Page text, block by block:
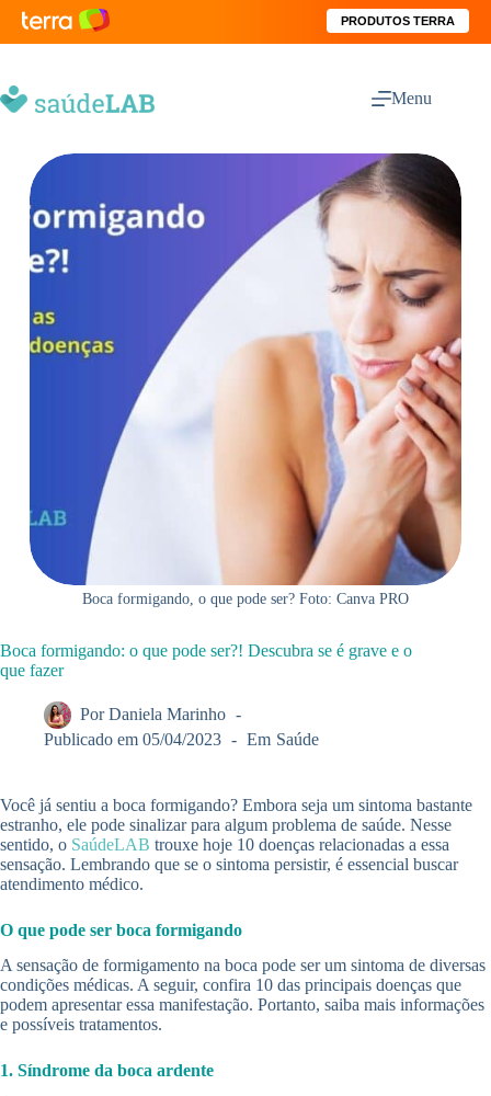
PRODUTOS TERRA
Menu
Boca formigando, o que pode ser? Foto: Canva PRO
Boca formigando: o que pode ser?! Descubra se é grave e o
que fazer
Por Daniela Marinho
Publicado em 05/04/2023 Em Saúde
Você já sentiu a boca formigando? Embora seja um sintoma bastante
estranho, ele pode sinalizar para algum problema de saúde. Nesse
sentido, o SaúdeLAB trouxe hoje 10 doenças relacionadas a essa
sensação. Lembrando que se o sintoma persistir, é essencial buscar
atendimento médico.
O que pode ser boca formigando
A sensação de formigamento na boca pode ser um sintoma de diversas
condições médicas. A seguir, confira 10 das principais doenças que
podem apresentar essa manifestação. Portanto, saiba mais informações
e possíveis tratamentos.
1. Síndrome da boca ardente